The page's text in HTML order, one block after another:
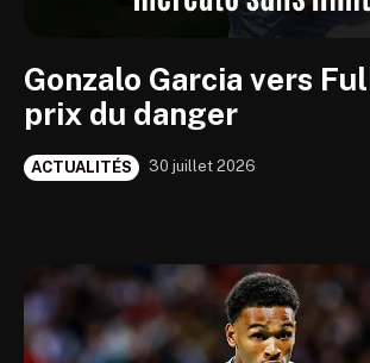
Gonzalo Garcia vers
prix du danger
ACTUALITÉS 30 juillet 2026